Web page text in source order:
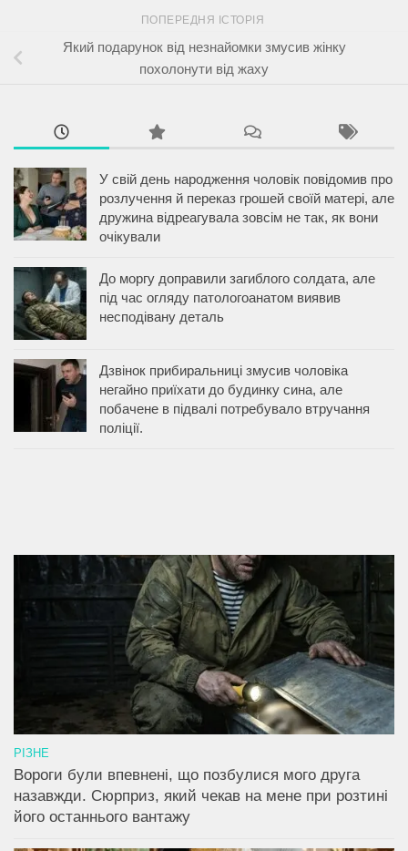
ПОПЕРЕДНЯ ІСТОРІЯ
Який подарунок від незнайомки змусив жінку
похолонути від жаху
У свій день народження чоловік повідомив про
розлучення й переказ грошей своїй матері, але
дружина відреагувала зовсім не так, як вони
очікували
До моргу доправили загиблого солдата, але
під час огляду патологоанатом виявив
несподівану деталь
Дзвінок прибиральниці змусив чоловіка
негайно приїхати до будинку сина, але
побачене в підвалі потребувало втручання
поліції.
РІЗНЕ
Вороги були впевнені, що позбулися мого друга
назавжди. Сюрприз, який чекав на мене при розтині
його останнього вантажу